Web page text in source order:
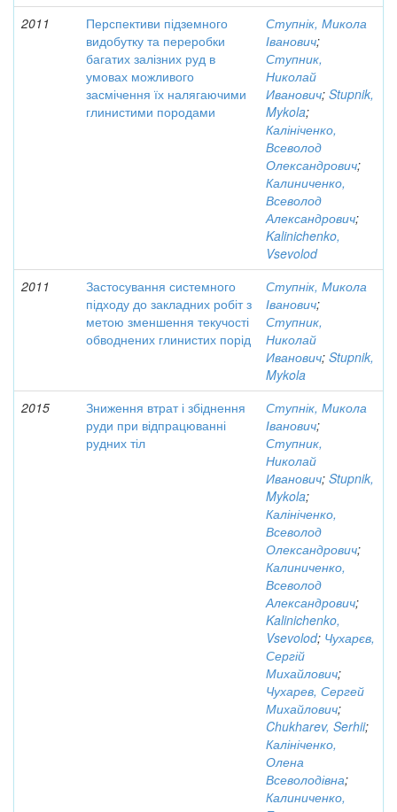
2011
Перспективи підземного
видобутку та переробки
багатих залізних руд в
умовах можливого
засмічення їх налягаючими
глинистими породами
Ступнік, Микола
Іванович;
Ступник,
Николай
Иванович; Stupnik,
Mykola;
Калініченко,
Всеволод
Олександрович;
Калиниченко,
Всеволод
Александрович;
Kalinichenko,
Vsevolod
2011
Застосування системного
підходу до закладних робіт з
метою зменшення текучості
обводнених глинистих порід
Ступнік, Микола
Іванович;
Ступник,
Николай
Иванович; Stupnik,
Mykola
2015
Зниження втрат і збіднення
руди при відпрацюванні
рудних тіл
Ступнік, Микола
Іванович;
Ступник,
Николай
Иванович; Stupnik,
Mykola;
Калініченко,
Всеволод
Олександрович;
Калиниченко,
Всеволод
Александрович;
Kalinichenko,
Vsevolod; Чухарєв,
Сергій
Михайлович;
Чухарев, Сергей
Михайлович;
Chukharev, Serhii;
Калініченко,
Олена
Всеволодівна;
Калиниченко,